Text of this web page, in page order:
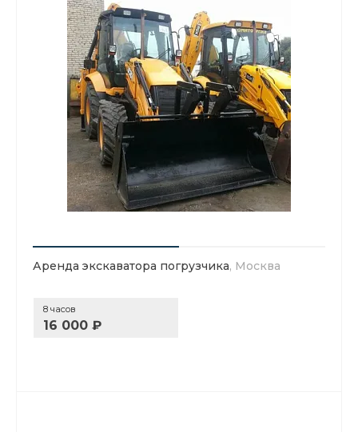
Аренда экскаватора погрузчика, Москва
8 часов
16 000 ₽